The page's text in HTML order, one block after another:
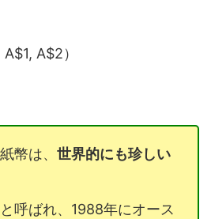
A$2）
幣は、 世界的にも珍しい
と呼ばれ、1988年にオース